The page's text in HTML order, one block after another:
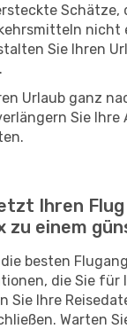
Schätze,
nicht
Sie Ihren
Urlaub ganz
Sie Ihre
Ihren Flug
zu einem
besten
die Sie für
Sie Ihre
Warten